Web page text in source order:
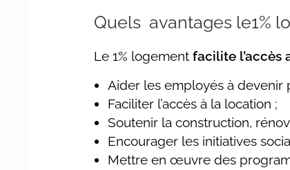
Quels avantages le1%
Le 1% logementfacilite l’accès
Aider les employés à devenir
Faciliter l’accès à la location ;
Soutenir la construction,
Encourager les initiatives
Mettre en œuvre des